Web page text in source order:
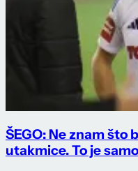
ŠEGO: Ne znam što
utakmice. To je